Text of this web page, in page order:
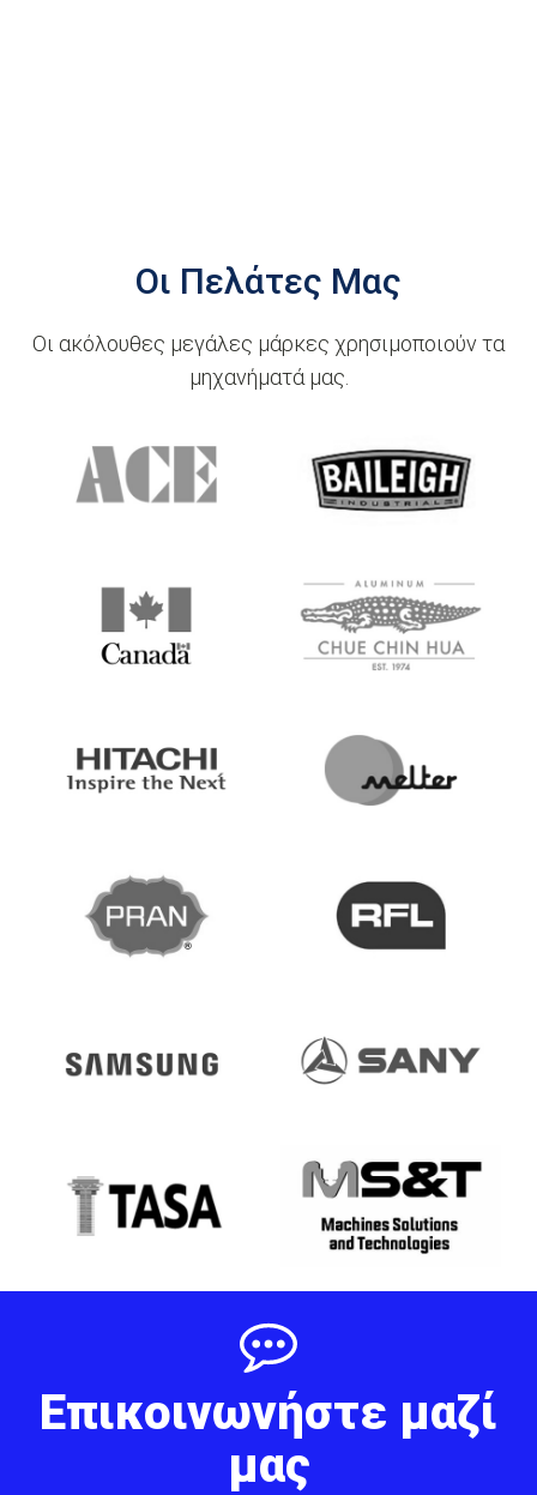
Οι Πελάτες Μας
Οι ακόλουθες μεγάλες μάρκες χρησιμοποιούν τα
μηχανήματά μας.
Επικοινωνήστε μαζί
μας